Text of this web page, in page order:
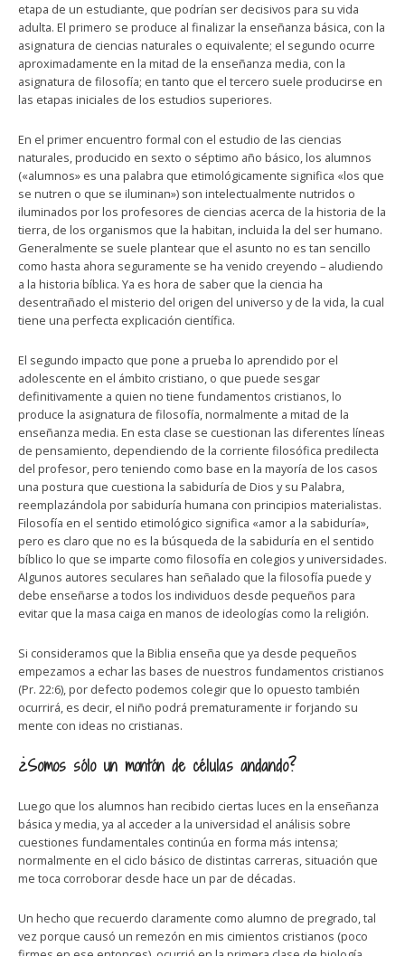
etapa de un estudiante, que podrían ser decisivos para su vida
adulta. El primero se produce al finalizar la enseñanza básica, con la
asignatura de ciencias naturales o equivalente; el segundo ocurre
aproximadamente en la mitad de la enseñanza media, con la
asignatura de filosofía; en tanto que el tercero suele producirse en
las etapas iniciales de los estudios superiores.
En el primer encuentro formal con el estudio de las ciencias
naturales, producido en sexto o séptimo año básico, los alumnos
(«alumnos» es una palabra que etimológicamente significa «los que
se nutren o que se iluminan») son intelectualmente nutridos o
iluminados por los profesores de ciencias acerca de la historia de la
tierra, de los organismos que la habitan, incluida la del ser humano.
Generalmente se suele plantear que el asunto no es tan sencillo
como hasta ahora seguramente se ha venido creyendo – aludiendo
a la historia bíblica. Ya es hora de saber que la ciencia ha
desentrañado el misterio del origen del universo y de la vida, la cual
tiene una perfecta explicación científica.
El segundo impacto que pone a prueba lo aprendido por el
adolescente en el ámbito cristiano, o que puede sesgar
definitivamente a quien no tiene fundamentos cristianos, lo
produce la asignatura de filosofía, normalmente a mitad de la
enseñanza media. En esta clase se cuestionan las diferentes líneas
de pensamiento, dependiendo de la corriente filosófica predilecta
del profesor, pero teniendo como base en la mayoría de los casos
una postura que cuestiona la sabiduría de Dios y su Palabra,
reemplazándola por sabiduría humana con principios materialistas.
Filosofía en el sentido etimológico significa «amor a la sabiduría»,
pero es claro que no es la búsqueda de la sabiduría en el sentido
bíblico lo que se imparte como filosofía en colegios y universidades.
Algunos autores seculares han señalado que la filosofía puede y
debe enseñarse a todos los individuos desde pequeños para
evitar que la masa caiga en manos de ideologías como la religión.
Si consideramos que la Biblia enseña que ya desde pequeños
empezamos a echar las bases de nuestros fundamentos cristianos
(Pr. 22:6), por defecto podemos colegir que lo opuesto también
ocurrirá, es decir, el niño podrá prematuramente ir forjando su
mente con ideas no cristianas.
¿Somos sólo un montón de células andando?
Luego que los alumnos han recibido ciertas luces en la enseñanza
básica y media, ya al acceder a la universidad el análisis sobre
cuestiones fundamentales continúa en forma más intensa;
normalmente en el ciclo básico de distintas carreras, situación que
me toca corroborar desde hace un par de décadas.
Un hecho que recuerdo claramente como alumno de pregrado, tal
vez porque causó un remezón en mis cimientos cristianos (poco